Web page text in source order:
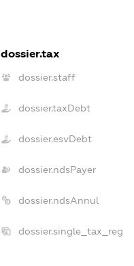
dossier.tax
dossier.staff
dossier.taxDebt
dossier.esvDebt
dossier.ndsPayer
dossier.ndsAnnul
dossier.single_tax_reg